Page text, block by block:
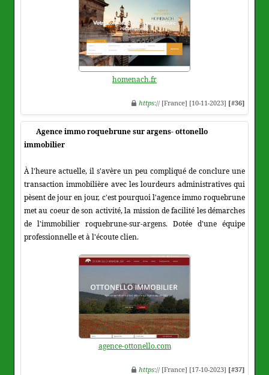
homenach.fr
https:// [France] [10-11-2023] [#36]
Agence immo roquebrune sur argens- ottonello
immobilier
À l'heure actuelle, il s'avère un peu compliqué de conclure une
transaction immobilière avec les lourdeurs administratives qui
pèsent de jour en jour, c'est pourquoi l'agence immo roquebrune
met au coeur de son activité, la mission de facilité les démarches
de l'immobilier roquebrune-sur-argens. Dotée d'une équipe
professionnelle et à l'écoute clien.
agence-ottonello.com
https:// [France] [17-10-2023] [#37]